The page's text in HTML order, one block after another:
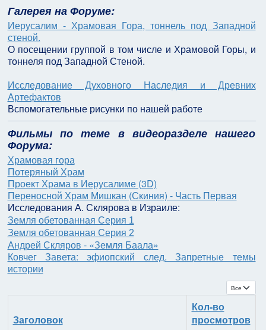
Галерея на Форуме:
Иерусалим - Храмовая Гора, тоннель под Западной
стеной.
О посещении группой в том числе и Храмовой Горы, и
тоннеля под Западной Стеной.
Исследование Духовного Наследия и Древних
Артефактов
Вспомогательные рисунки по нашей работе
Фильмы по теме в видеоразделе нашего
Форума:
Храмовая гора
Потеряный Храм
Проект Храма в Иерусалиме (3D)
Переносной Храм Мишкан (Скиния) - Часть Первая
Исследования А. Склярова в Израиле:
Земля обетованная Серия 1
Земля обетованная Серия 2
Андрей Скляров - «Земля Баала»
Ковчег Завета: эфиопский след. Запретные темы
истории
Кол-во
Заголовок
Кол-во
просмотров